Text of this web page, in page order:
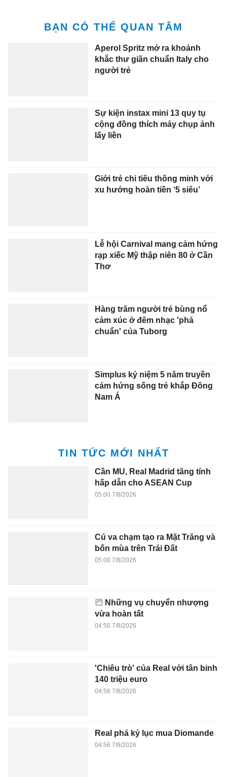
BẠN CÓ THỂ QUAN TÂM
Aperol Spritz mở ra khoảnh
khắc thư giãn chuẩn Italy cho
người trẻ
Sự kiện instax mini 13 quy tụ
cộng đồng thích máy chụp ảnh
lấy liền
Giới trẻ chi tiêu thông minh với
xu hướng hoàn tiền ‘5 siêu’
Lễ hội Carnival mang cảm hứng
rạp xiếc Mỹ thập niên 80 ở Cần
Thơ
Hàng trăm người trẻ bùng nổ
cảm xúc ở đêm nhạc 'phá
chuẩn' của Tuborg
Simplus kỷ niệm 5 năm truyền
cảm hứng sống trẻ khắp Đông
Nam Á
TIN TỨC MỚI NHẤT
Cần MU, Real Madrid tăng tính
hấp dẫn cho ASEAN Cup
05:00 7/8/2026
Cú va chạm tạo ra Mặt Trăng và
bốn mùa trên Trái Đất
05:00 7/8/2026
Những vụ chuyển nhượng
vừa hoàn tất
04:56 7/8/2026
'Chiêu trò' của Real với tân binh
140 triệu euro
04:56 7/8/2026
Real phá kỷ lục mua Diomande
04:56 7/8/2026